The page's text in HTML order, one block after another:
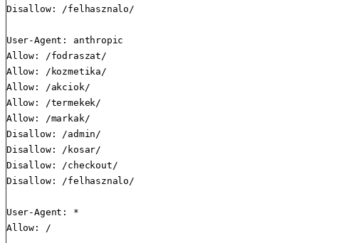
Disallow: /felhasznalo/
User-Agent: anthropic
Allow: /fodraszat/
Allow: /kozmetika/
Allow: /akciok/
Allow: /termekek/
Allow: /markak/
Disallow: /admin/
Disallow: /kosar/
Disallow: /checkout/
Disallow: /felhasznalo/
User-Agent: *
Allow: /